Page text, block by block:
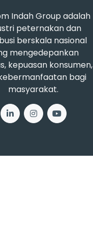
Indah Group adalah
peternakan dan
berskala nasional
mengedepankan
kepuasan konsumen,
bagi
masyarakat.